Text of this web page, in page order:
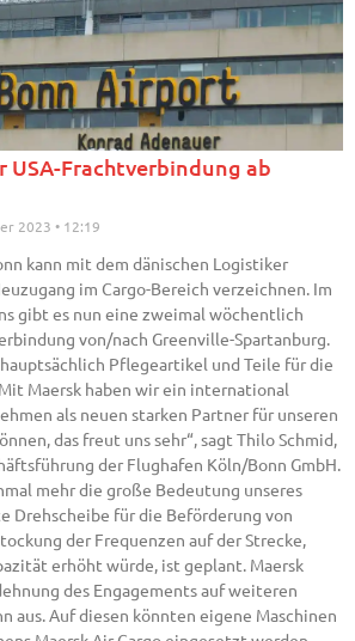
USA-Frachtverbindung ab
2023 12:19
kann mit dem dänischen Logistiker
im Cargo-Bereich verzeichnen. Im
gibt es nun eine zweimal wöchentlich
von/nach Greenville-Spartanburg.
Pflegeartikel und Teile für die
Maersk haben wir ein international
als neuen starken Partner für unseren
das freut uns sehr“, sagt Thilo Schmid,
der Flughafen Köln/Bonn GmbH.
mehr die große Bedeutung unseres
Drehscheibe für die Beförderung von
der Frequenzen auf der Strecke,
erhöht würde, ist geplant. Maersk
des Engagements auf weiteren
aus. Auf diesen könnten eigene Maschinen